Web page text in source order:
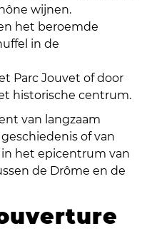
wijnen.
het beroemde
in de
Parc Jouvet of door
historische centrum.
van langzaam
of van
het epicentrum van
de Drôme en de